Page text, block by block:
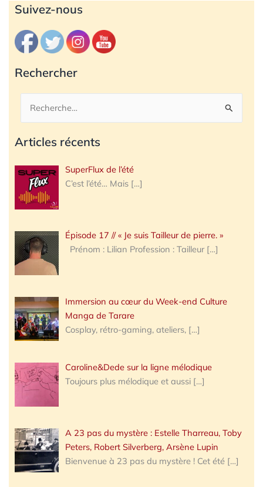
Suivez-nous
Rechercher
Rechercher :
Articles récents
SuperFlux de l’été
C’est l’été… Mais […]
Épisode 17 // « Je suis Tailleur de pierre. »
Prénom : Lilian Profession : Tailleur […]
Immersion au cœur du Week-end Culture
Manga de Tarare
Cosplay, rétro-gaming, ateliers, […]
Caroline&Dede sur la ligne mélodique
Toujours plus mélodique et aussi […]
A 23 pas du mystère : Estelle Tharreau, Toby
Peters, Robert Silverberg, Arsène Lupin
Bienvenue à 23 pas du mystère ! Cet été […]
Archives